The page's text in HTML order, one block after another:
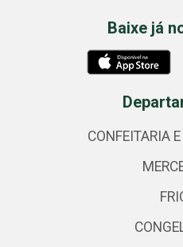
Baixe já
CONFEITARIA